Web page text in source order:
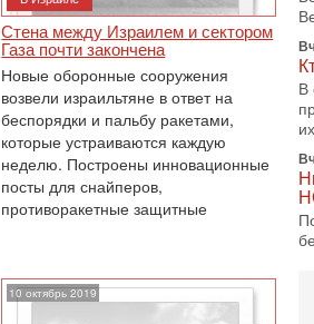
Стена между Израилем и сектором
Газа почти закончена
Новые оборонные сооружения
возвели израильтяне в ответ на
беспорядки и пальбу ракетами,
которые устраиваются каждую
неделю. Построены инновационные
посты для снайперов,
противоракетные защитные
10 октябрь 2019
В